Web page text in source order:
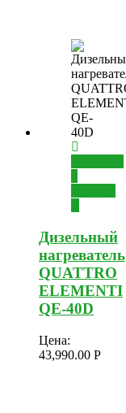
Дизельный
нагреватель
QUATTRO
ELEMENTI
QE-40D
Цена:
43,990.00 Р